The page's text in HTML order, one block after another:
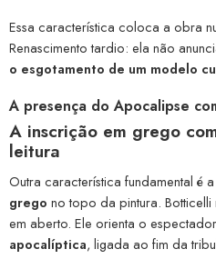
Essa característica coloca a obra
Renascimento tardio: ela não
o esgotamento de um modelo
A presença do Apocalipse
A inscrição em grego
leitura
Outra característica fundamental é
grego no topo da pintura.
em aberto. Ele orienta o
apocalíptica, ligada ao fim da